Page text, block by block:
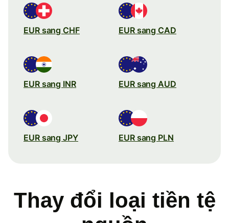
EUR sang CHF EUR sang CAD
EUR sang INR EUR sang AUD
EUR sang JPY EUR sang PLN
Thay đổi loại tiền tệ